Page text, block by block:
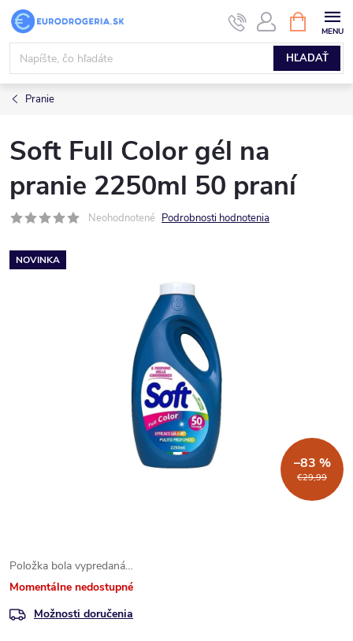
Prejsť
obsah
HĽADAŤ
KOŠÍK
Pranie
Soft Full Color gél na
pranie 2250ml 50 praní
Neohodnotené Podrobnosti hodnotenia
NOVINKA
€29,99
–83 %
Položka bola vypredaná…
Momentálne nedostupné
Možnosti doručenia